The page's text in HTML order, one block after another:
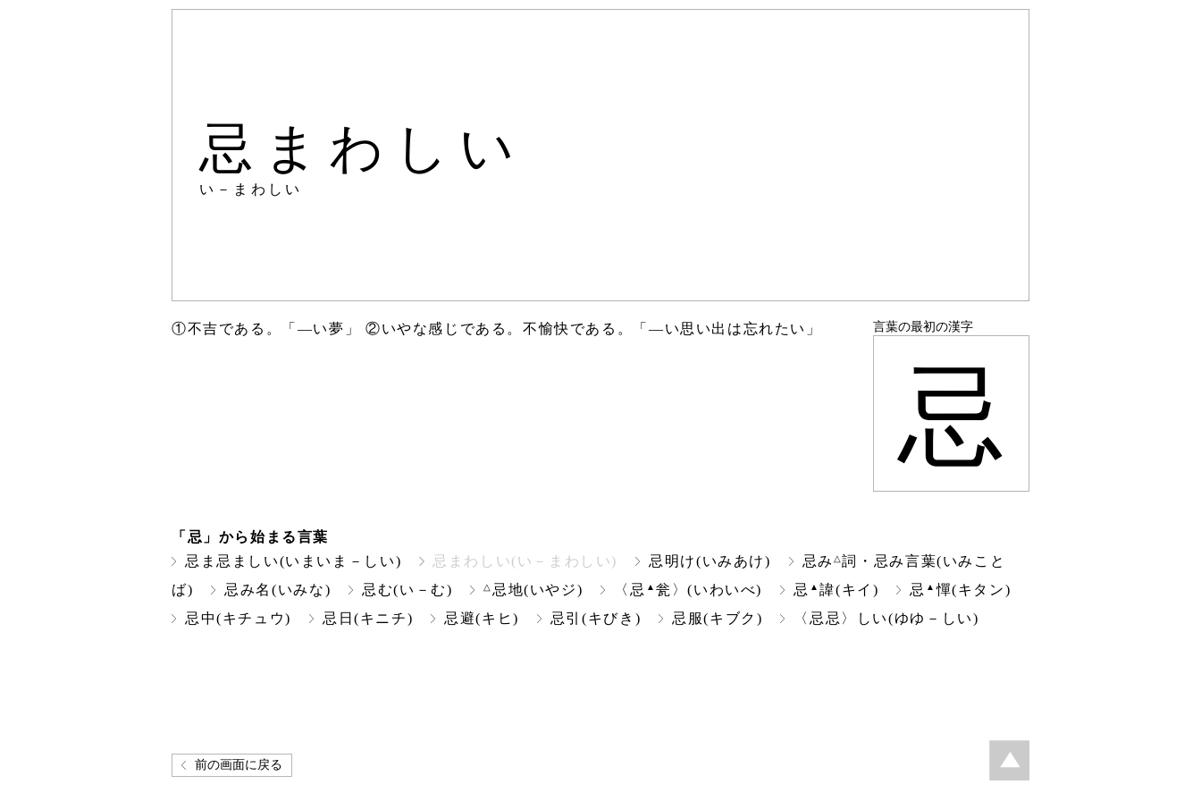
忌まわしい
い－まわしい
①不吉である。「―い夢」 ②いやな感じである。不愉快である。「―い思い出は忘れたい」 言葉の最初の漢字
忌
「忌」から始まる言葉
忌ま忌ましい(いまいま－しい)
忌まわしい(い－まわしい) 忌明け(いみあけ) 忌み △詞・忌み言葉(いみこと
ば)
忌み名(いみな) 忌む(い－む) △ 忌地(いやジ) 〈忌 ▲瓮〉(いわいべ) 忌 ▲諱(キイ) 忌 ▲憚(キタン)
忌中(キチュウ)
忌日(キニチ) 忌避(キヒ) 忌引(キびき) 忌服(キブク) 〈忌忌〉しい(ゆゆ－しい)
前の画面に戻る